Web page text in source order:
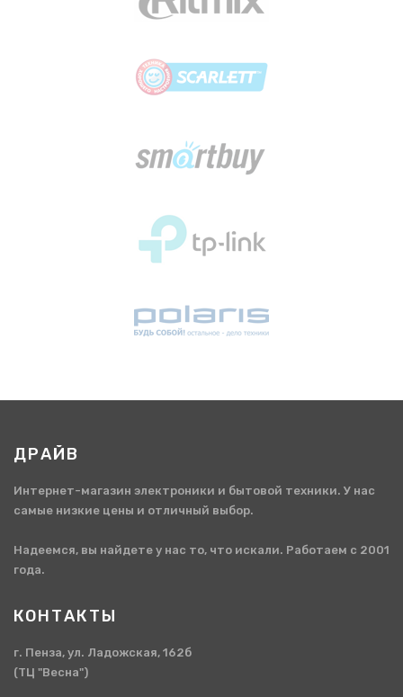
ДРАЙВ
Интернет-магазин электроники и бытовой техники. У нас
самые низкие цены и отличный выбор.
Надеемся, вы найдете у нас то, что искали. Работаем с 2001
года.
КОНТАКТЫ
г. Пенза, ул. Ладожская, 162б
(ТЦ "Весна")